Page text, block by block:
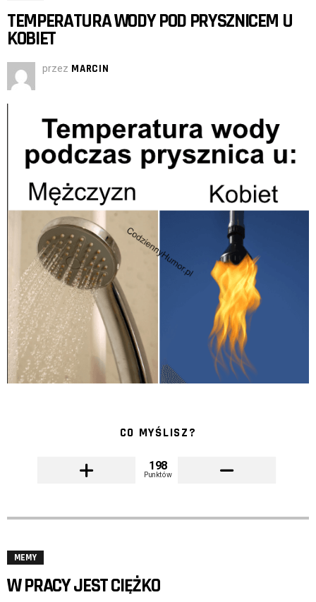
TEMPERATURA WODY POD PRYSZNICEM U
KOBIET
przez MARCIN
CO MYŚLISZ?
198
Punktów
MEMY
W PRACY JEST CIĘŻKO